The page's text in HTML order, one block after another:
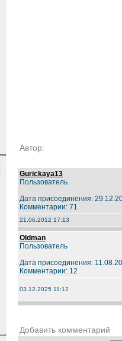
Автор:
Gurickaya13
Пользователь
Дата присоединения:
Комментарии: 71
21.06.2012 17:13
Oldman
Пользователь
Дата присоединения:
Комментарии: 12
03.12.2025 11:12
Добавить комментарий